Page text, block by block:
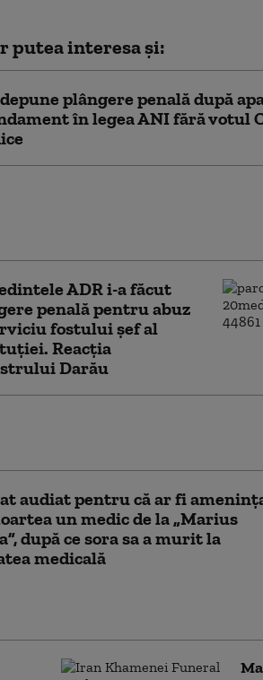
putea interesa și:
depune plângere penală după
în legea ANI fără votul
ADR i-a făcut
penală pentru abuz
fostului şef al
Reacția
Darău
audiat pentru că ar fi
un medic de la „Marius
după ce sora sa a murit la
medicală